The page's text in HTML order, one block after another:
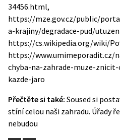
34456.html,
https://mze.gov.cz/public/
a-krajiny/degradace-pud/
https://cs.wikipedia.org/wiki/
https://www.umimeporadit.cz/
chyba-na-zahrade-muze-
kazde-jaro
Přečtěte si také: Soused si
stíní celou naši zahradu. Úřady
nebudou